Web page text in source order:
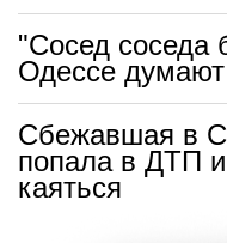
"Сосед соседа
Одессе думают
Сбежавшая в
попала в ДТП
каяться